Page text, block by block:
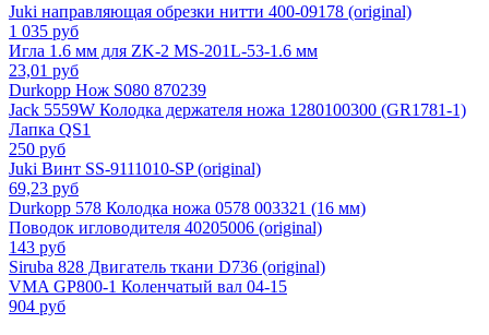
Juki направляющая обрезки нитти 400-09178 (original)
1 035 руб
Игла 1.6 мм для ZK-2 MS-201L-53-1.6 мм
23,01 руб
Durkopp Нож S080 870239
Jack 5559W Колодка держателя ножа 1280100300 (GR1781-1)
Лапка QS1
250 руб
Juki Винт SS-9111010-SP (original)
69,23 руб
Durkopp 578 Колодка ножа 0578 003321 (16 мм)
Поводок игловодителя 40205006 (original)
143 руб
Siruba 828 Двигатель ткани D736 (original)
VMA GP800-1 Коленчатый вал 04-15
904 руб